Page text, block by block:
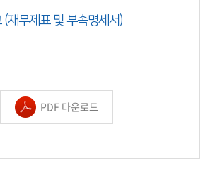
재무제표 및 부속명세서)
PDF 다운로드